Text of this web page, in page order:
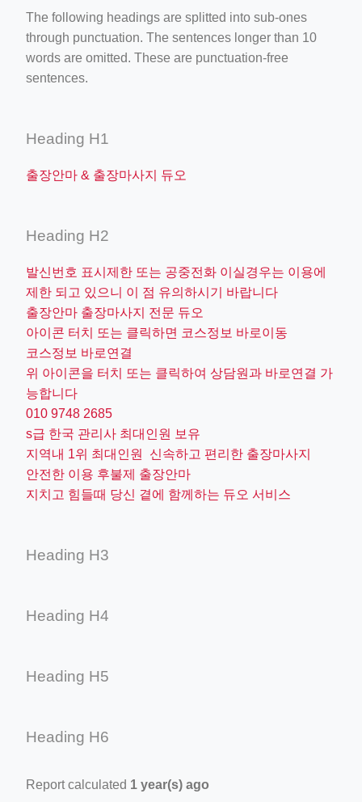
The following headings are splitted into sub-ones
through punctuation. The sentences longer than 10
words are omitted. These are punctuation-free
sentences.
Heading H1
출장안마 & 출장마사지 듀오
Heading H2
발신번호 표시제한 또는 공중전화 이실경우는 이용에
제한 되고 있으니 이 점 유의하시기 바랍니다
출장안마 출장마사지 전문 듀오
아이콘 터치 또는 클릭하면 코스정보 바로이동
코스정보 바로연결
위 아이콘을 터치 또는 클릭하여 상담원과 바로연결 가
능합니다
010 9748 2685
s급 한국 관리사 최대인원 보유
지역내 1위 최대인원 신속하고 편리한 출장마사지
안전한 이용 후불제 출장안마
지치고 힘들때 당신 곁에 함께하는 듀오 서비스
Heading H3
Heading H4
Heading H5
Heading H6
Report calculated 1 year(s) ago